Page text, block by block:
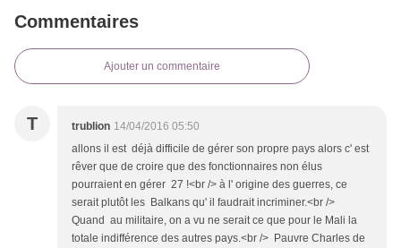
Commentaires
Ajouter un commentaire
T trublion 14/04/2016 05:50
allons il est déjà difficile de gérer son propre pays alors c' est
rêver que de croire que des fonctionnaires non élus
pourraient en gérer 27 !<br /> à l' origine des guerres, ce
serait plutôt les Balkans qu' il faudrait incriminer.<br />
Quand au militaire, on a vu ne serait ce que pour le Mali la
totale indifférence des autres pays.<br /> Pauvre Charles de